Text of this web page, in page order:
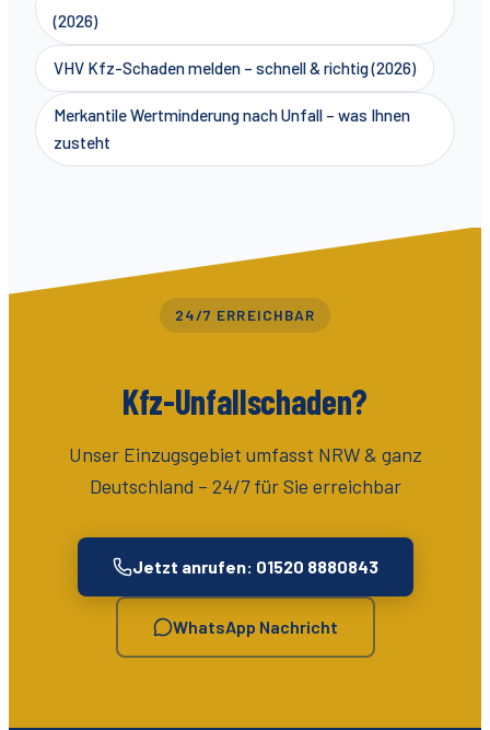
(2026)
VHV Kfz-Schaden melden – schnell & richtig (2026)
Merkantile Wertminderung nach Unfall – was Ihnen
zusteht
24/7 ERREICHBAR
Kfz-Unfallschaden?
Unser Einzugsgebiet umfasst NRW & ganz
Deutschland – 24/7 für Sie erreichbar
Jetzt anrufen: 01520 8880843
WhatsApp Nachricht